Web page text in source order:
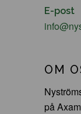
E-post
OM
på